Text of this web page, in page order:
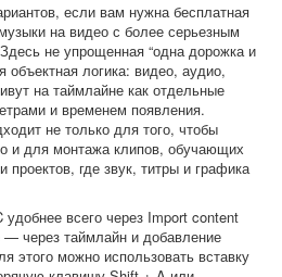
если вам нужна бесплатная
на видео с более серьезным
не упрощенная “одна дорожка и
объектная логика: видео, аудио,
на таймлайне как отдельные
и временем появления.
не только для того, чтобы
и для монтажа клипов, обучающих
где звук, титры и графика
всего через Import content
через таймлайн и добавление
этого можно использовать вставку